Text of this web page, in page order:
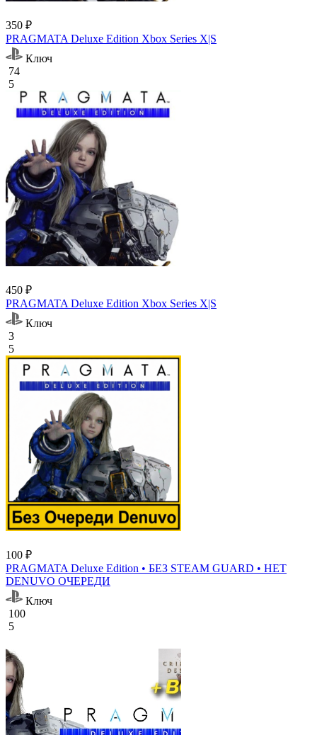
350 ₽
PRAGMATA Deluxe Edition Xbox Series X|S
Ключ
74
5
450 ₽
PRAGMATA Deluxe Edition Xbox Series X|S
Ключ
3
5
100 ₽
PRAGMATA Deluxe Edition • БЕЗ STEAM GUARD • НЕТ
DENUVO ОЧЕРЕДИ
Ключ
100
5